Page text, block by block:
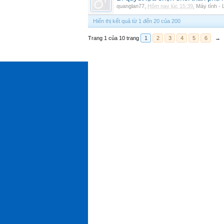
quanglan77 Hôm nay lúc 15:39 Máy tính -
Hiển thị kết quả từ 1 đến 20 của 200
Trang 1 của 10 trang 1 2 3 4 5 6 →